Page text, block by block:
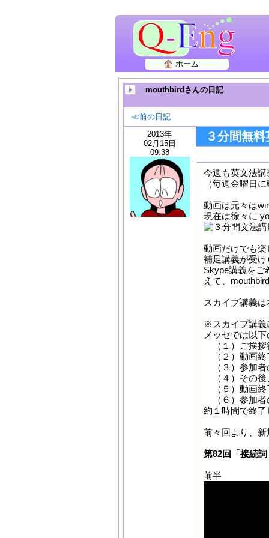
ホーム
mouthbirdさんの日記
≪前の日記
2013年
02月15日
09:38
３分間無
今週も英文法
（毎週金曜日
動画は元々は
現在は徐々に
動画だけでも
補足講義が受け
Skype講義をご
えて、
スカイプ講義
※スカイプ講義
メッセでは以
（１）ご挨拶
（２）動画終
（３）参加者
（４）その後
（５）動画終
（６）参加者
約１時間で終了
前々回より、
第82回「接続
前半